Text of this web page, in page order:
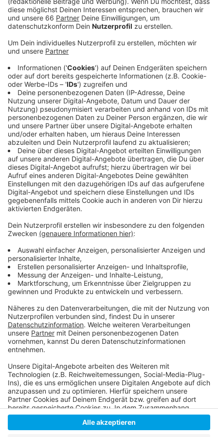
Anzeige
letzten drei Tore fielen alle in den Schlussminuten. Am
kommenden Samstag (14. Januar 2023) testet die
Fortuna noch einmal, dann gegen den Schweizer
Erstligisten Grashoppers Zürich. Die Rückreise nach
Düsseldorf ist für Sonntag geplant. In der Liga geht es
am 27. Januar mit einem Heimspiel gegen Magdeburg
weiter. Auch im neuen Jahr gilt: Wir übertragen alle
Liga-Spiele der Fortuna live.
Anzeige
Weitere Infos und Links zum Thema:
Anzeige
So berichtet die Fortuna
So berichtet der BVB
Die Homepage der 2. Bundesliga
Anzeige
Anzeige